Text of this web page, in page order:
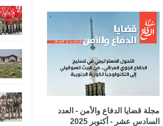
مجلة قضايا الدفاع والأمن - العدد
السادس عشر - أكتوبر 2025